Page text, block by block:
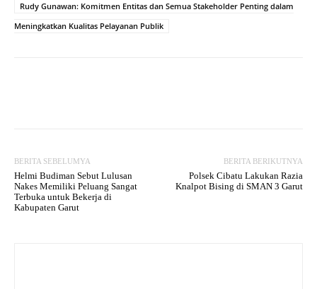
Rudy Gunawan: Komitmen Entitas dan Semua Stakeholder Penting dalam
Meningkatkan Kualitas Pelayanan Publik
BERITA SEBELUMYA
Helmi Budiman Sebut Lulusan
Nakes Memiliki Peluang Sangat
Terbuka untuk Bekerja di
Kabupaten Garut
BERITA BERIKUTNYA
Polsek Cibatu Lakukan Razia
Knalpot Bising di SMAN 3 Garut